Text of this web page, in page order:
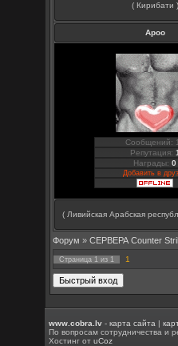
( Кирибати )
Apoo
Сообщений:
Репутация:
Награды:0
Добавить в
( Ливийская Арабская
Форум » СЕРВЕРА Counter
Страница 1 из 1 1
www.cobra.lv -карта сайта |
По вопросам сотрудничества и
Хостинг отuCoz